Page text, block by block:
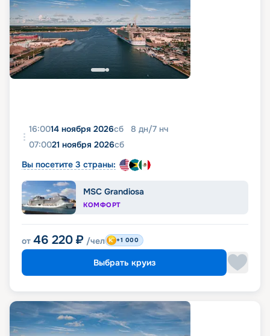
16:0014 ноября 2026сб 8 дн/7 нч
07:0021 ноября 2026сб
Вы посетите 3 страны:
MSC Grandiosa
КОМФОРТ
от 46 220 ₽ /чел +1 000
Выбрать круиз